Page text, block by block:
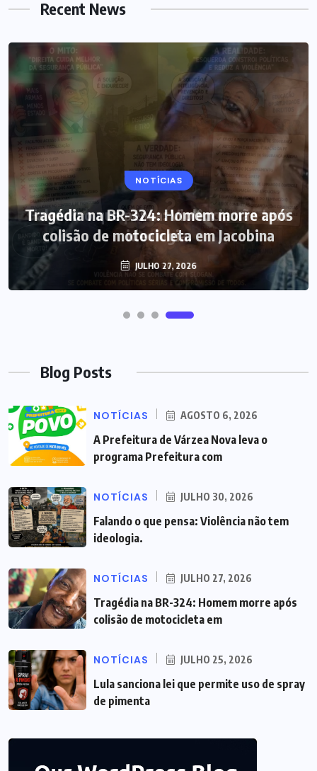
Recent News
NOTÍCIAS
Tragédia na BR-324: Homem morre após
colisão de motocicleta em Jacobina
JULHO 27, 2026
Blog Posts
NOTÍCIAS AGOSTO 6, 2026
A Prefeitura de Várzea Nova leva o
programa Prefeitura com
NOTÍCIAS JULHO 30, 2026
Falando o que pensa: Violência não tem
ideologia.
NOTÍCIAS JULHO 27, 2026
Tragédia na BR-324: Homem morre após
colisão de motocicleta em
NOTÍCIAS JULHO 25, 2026
Lula sanciona lei que permite uso de spray
de pimenta